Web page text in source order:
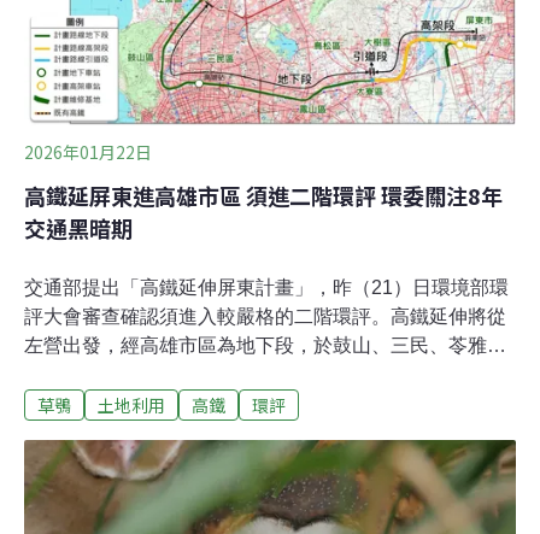
殖，因此架設自動相機遠端監測，完整記錄了這對幼鳥成
長的珍貴影像。在林邊溪中游一帶，草鴞繁殖巢位的草生
地是覆滿外來種香澤蘭，夾雜零星白茅的環境，跟在高屏
溪流域發現以白茅為主的草生地不同，但仍成功孵育了兩
隻幼鳥，成功離巢。洪孝宇說，林邊溪的草鴞繁殖表現明
顯較差 。一般草鴞巢位會有3～5顆蛋，但是這
2026年01月22日
高鐵延屏東進高雄市區 須進二階環評 環委關注8年
交通黑暗期
交通部提出「高鐵延伸屏東計畫」，昨（21）日環境部環
評大會審查確認須進入較嚴格的二階環評。高鐵延伸將從
左營出發，經高雄市區為地下段，於鼓山、三民、苓雅、
環委憂心影響交通、空品，也質疑路線與台鐵、快速道路
估。高鐵延伸屏東 施工期8.8年環境部昨日召開第44次環
評大會，審查交通部鐵道局提出的「高鐵延伸屏東計畫
（沿台鐵路廊經高雄車站方案）」。鐵道局早在2022年就
草鴞 土地利用 高鐵 環評